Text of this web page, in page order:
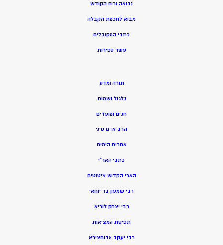
נבואה ורוח הקודש
מבוא לחכמת הקבלה
כתבי המקובלים
עשר ספירות
תורה ומדע
גלגול נשמות
חגים ומועדים
הרב אדם סיני
אחרית הימים
כתבי האר”י
הארי הקדוש ציטוטים
רבי שמעון בר יוחאי
רבי יצחק לוריא
תפיסת המציאות
רבי יעקב אבוחצירא